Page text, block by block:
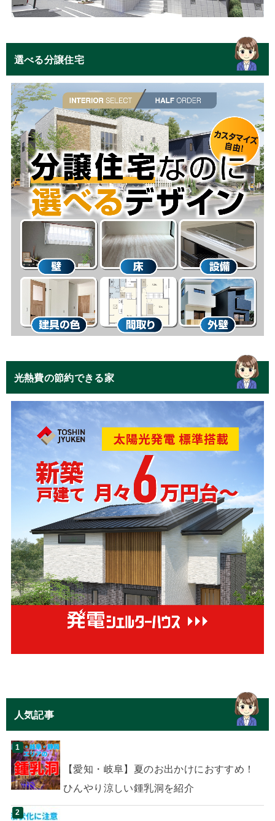
選べる分譲住宅
光熱費の節約できる家
人気記事
【愛知・岐阜】夏のお出かけにおすすめ！
ひんやり涼しい鍾乳洞を紹介